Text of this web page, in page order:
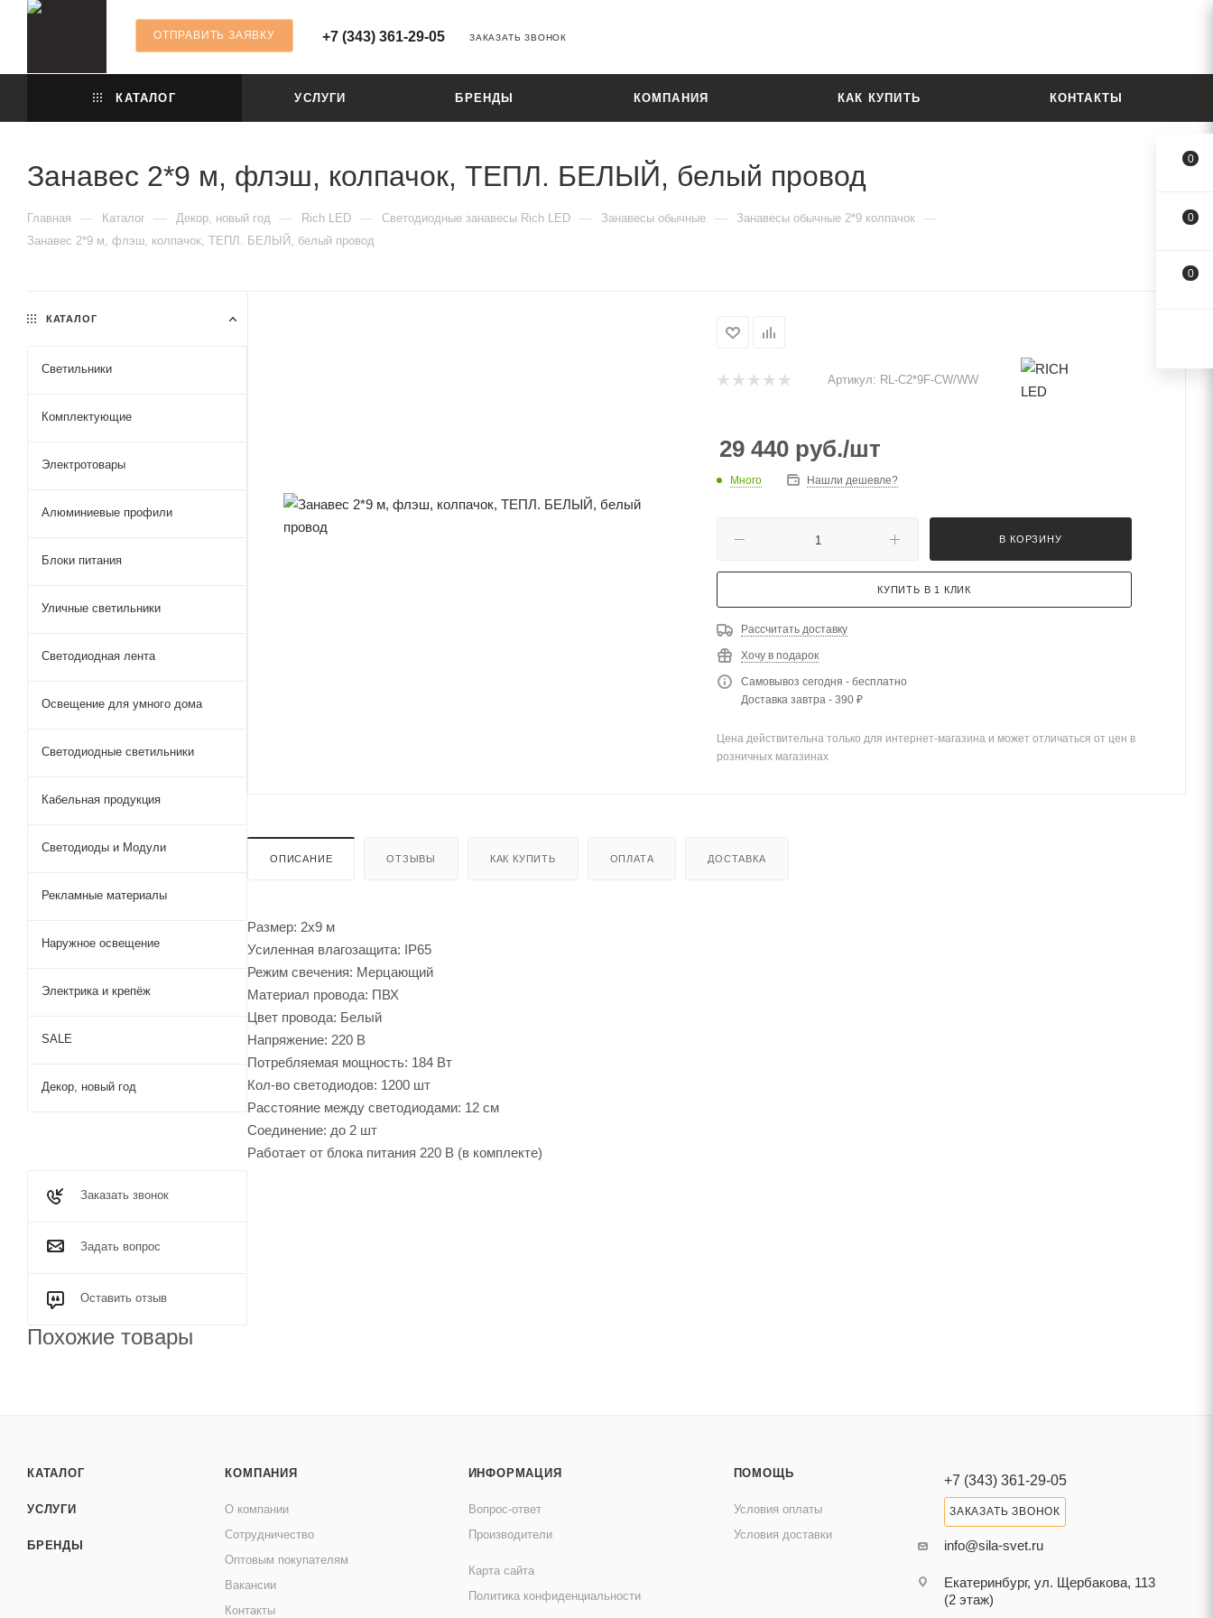
ОТПРАВИТЬ ЗАЯВКУ +7 (343) 361-29-05 ЗАКАЗАТЬ ЗВОНОК
КАТАЛОГ УСЛУГИ БРЕНДЫ КОМПАНИЯ КАК КУПИТЬ КОНТАКТЫ
Занавес 2*9 м, флэш, колпачок, ТЕПЛ. БЕЛЫЙ, белый провод
Главная — Каталог — Декор, новый год — Rich LED — Светодиодные занавесы Rich LED — Занавесы обычные — Занавесы обычные 2*9 колпачок —
Занавес 2*9 м, флэш, колпачок, ТЕПЛ. БЕЛЫЙ, белый провод
Артикул: RL-C2*9F-CW/WW
29 440 руб./шт
Много Нашли дешевле?
В КОРЗИНУ
КУПИТЬ В 1 КЛИК
Рассчитать доставку
Хочу в подарок
Самовывоз сегодня - бесплатно
Доставка завтра - 390 ₽
Цена действительна только для интернет-магазина и может отличаться от цен в
розничных магазинах
ОПИСАНИЕ ОТЗЫВЫ КАК КУПИТЬ ОПЛАТА ДОСТАВКА
Размер: 2х9 м
Усиленная влагозащита: IP65
Режим свечения: Мерцающий
Материал провода: ПВХ
Цвет провода: Белый
Напряжение: 220 В
Потребляемая мощность: 184 Вт
Кол-во светодиодов: 1200 шт
Расстояние между светодиодами: 12 см
Соединение: до 2 шт
Работает от блока питания 220 В (в комплекте)
КАТАЛОГ
Светильники
Комплектующие
Электротовары
Алюминиевые профили
Блоки питания
Уличные светильники
Светодиодная лента
Освещение для умного дома
Светодиодные светильники
Кабельная продукция
Светодиоды и Модули
Рекламные материалы
Наружное освещение
Электрика и крепёж
SALE
Декор, новый год
Заказать звонок
Задать вопрос
Оставить отзыв
Похожие товары
КАТАЛОГ
УСЛУГИ
БРЕНДЫ
КОМПАНИЯ
О компании
Сотрудничество
Оптовым покупателям
Вакансии
Контакты
ИНФОРМАЦИЯ
Вопрос-ответ
Производители
Карта сайта
Политика конфиденциальности
ПОМОЩЬ
Условия оплаты
Условия доставки
+7 (343) 361-29-05
ЗАКАЗАТЬ ЗВОНОК
info@sila-svet.ru
Екатеринбург, ул. Щербакова, 113
(2 этаж)
0
0
0